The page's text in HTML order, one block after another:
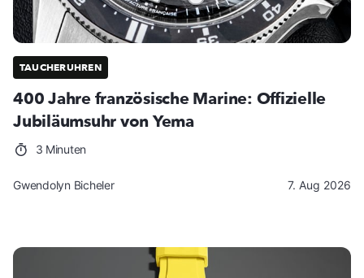
TAUCHERUHREN
400 Jahre französische Marine: Offizielle
Jubiläumsuhr von Yema
3 Minuten
Gwendolyn Bicheler 7. Aug 2026